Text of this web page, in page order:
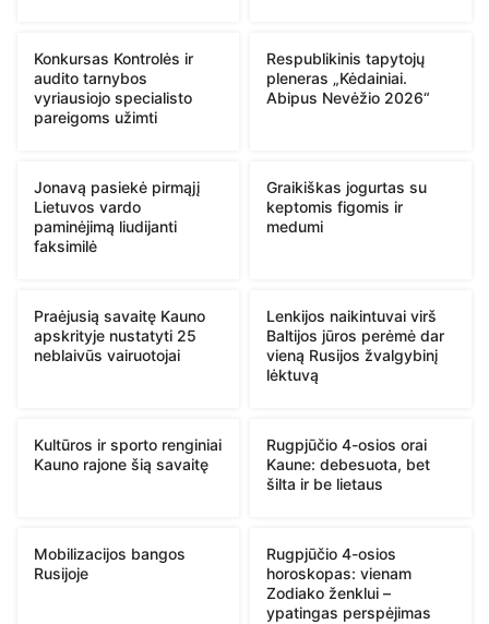
Konkursas Kontrolės ir
audito tarnybos
vyriausiojo specialisto
pareigoms užimti
Respublikinis tapytojų
pleneras „Kėdainiai.
Abipus Nevėžio 2026“
Jonavą pasiekė pirmąjį
Lietuvos vardo
paminėjimą liudijanti
faksimilė
Graikiškas jogurtas su
keptomis figomis ir
medumi
Praėjusią savaitę Kauno
apskrityje nustatyti 25
neblaivūs vairuotojai
Lenkijos naikintuvai virš
Baltijos jūros perėmė dar
vieną Rusijos žvalgybinį
lėktuvą
Kultūros ir sporto renginiai
Kauno rajone šią savaitę
Rugpjūčio 4-osios orai
Kaune: debesuota, bet
šilta ir be lietaus
Mobilizacijos bangos
Rusijoje
Rugpjūčio 4-osios
horoskopas: vienam
Zodiako ženklui –
ypatingas perspėjimas